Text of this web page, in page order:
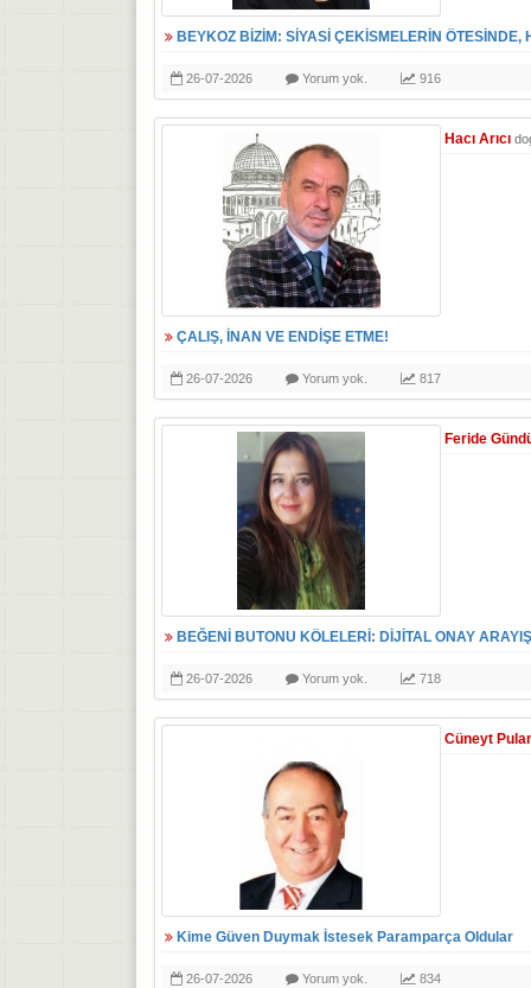
BEYKOZ BİZİM: SİYASİ ÇEKİSMELERİN
26-07-2026 Yorum yok. 916
Hacı Arıcı
ÇALIŞ, İNAN VE ENDİŞE ETME!
26-07-2026 Yorum yok. 817
Feride
BEĞENİ BUTONU KÖLELERİ: DİJİTAL ONAY
26-07-2026 Yorum yok. 718
Cüneyt
Kime Güven Duymak İstesek Paramparça Oldular
26-07-2026 Yorum yok. 834